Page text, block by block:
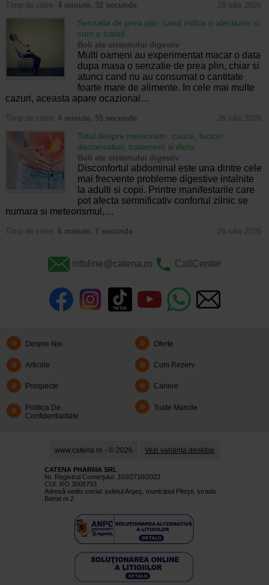
Timp de citire: 4 minute, 32 secunde 28 iulie 2026
Senzatia de prea plin: cand indica o afectiune si
cum o tratati
Boli ale sistemului digestiv
Multi oameni au experimentat macar o data
dupa masa o senzatie de prea plin, chiar si
atunci cand nu au consumat o cantitate
foarte mare de alimente. In cele mai multe
cazuri, aceasta apare ocazional…
Timp de citire: 4 minute, 55 secunde 26 iulie 2026
Totul despre meteorism: cauze, factori
declansatori, tratament si dieta
Boli ale sistemului digestiv
Disconfortul abdominal este una dintre cele
mai frecvente probleme digestive intalnite
la adulti si copii. Printre manifestarile care
pot afecta semnificativ confortul zilnic se
numara si meteorismul,…
Timp de citire: 6 minute, 7 secunde 26 iulie 2026
infoline@catena.ro CallCenter
Despre Noi Oferte
Articole Cum Rezerv
Prospecte Cariere
Politica De
Confidentialitate
Toate Marcile
www.catena.ro - © 2026 Vezi varianta desktop
CATENA PHARMA SRL
Nr. Registrul Comerţului: J03/2710/2023
CUI: RO 3008793
Adresă sediu social: judetul Argeş, municipiul Piteşti, strada
Banat nr.2